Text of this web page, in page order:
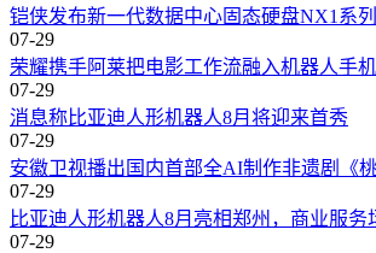
铠侠发布新一代数据中心固态硬盘NX1系
07-29
荣耀携手阿莱把电影工作流融入机器人手机
07-29
消息称比亚迪人形机器人8月将迎来首秀
07-29
安徽卫视播出国内首部全AI制作非遗剧《
07-29
比亚迪人形机器人8月亮相郑州，商业服务
07-29